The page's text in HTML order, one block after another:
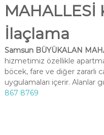
İlaçlama
Samsun BÜYÜKALAN
hizmetimiz özellikle
böcek, fare ve diğer zararlı
uygulamaları içerir. Alanlar
867 8769